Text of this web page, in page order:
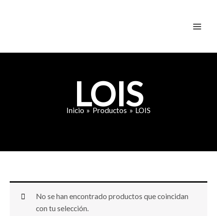
LOIS
Inicio Productos LOIS
No se han encontrado productos que coincidan
con tu selección.